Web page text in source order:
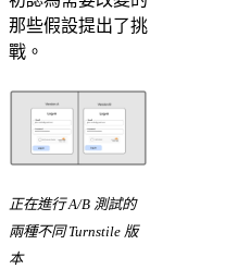
那些假設提出了挑
戰。
正在進行 A/B 測試的
兩種不同 Turnstile 版
本